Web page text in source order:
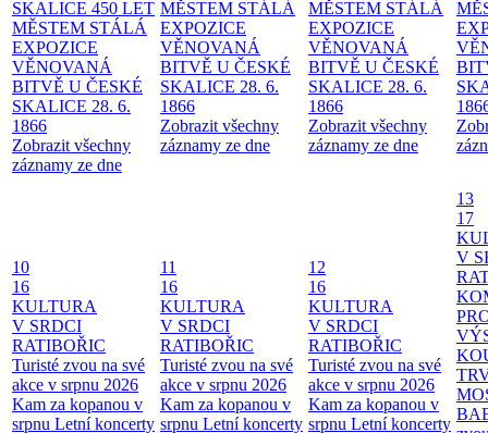
SKALICE 450 LET
MĚSTEM STÁLÁ
EXPOZICE
VĚNOVANÁ
BITVĚ U ČESKÉ
SKALICE 28. 6.
1866
Zobrazit všechny
záznamy ze dne
MĚSTEM STÁLÁ
EXPOZICE
VĚNOVANÁ
BITVĚ U ČESKÉ
SKALICE 28. 6.
1866
Zobrazit všechny
záznamy ze dne
MĚSTEM STÁLÁ
EXPOZICE
VĚNOVANÁ
BITVĚ U ČESKÉ
SKALICE 28. 6.
1866
Zobrazit všechny
záznamy ze dne
10
16
KULTURA
V SRDCI
RATIBOŘIC
Turisté zvou na své
akce v srpnu 2026
Kam za kopanou v
srpnu Letní koncerty
11
16
KULTURA
V SRDCI
RATIBOŘIC
Turisté zvou na své
akce v srpnu 2026
Kam za kopanou v
srpnu Letní koncerty
12
16
KULTURA
V SRDCI
RATIBOŘIC
Turisté zvou na své
akce v srpnu 2026
Kam za kopanou v
srpnu Letní koncerty
13
17
V